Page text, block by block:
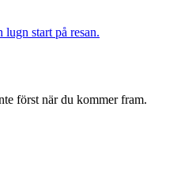
start på resan.
först när du kommer fram.